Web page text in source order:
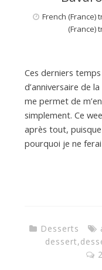
French (France)
(France)
Ces derniers
d’anniversaire de
me permet de
simplement. Ce
après tout,
pourquoi je ne
Desserts
dessert,